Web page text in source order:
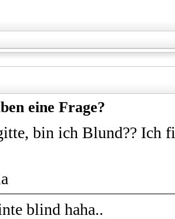
eine Frage?
bin ich Blund?? Ich
blind haha..